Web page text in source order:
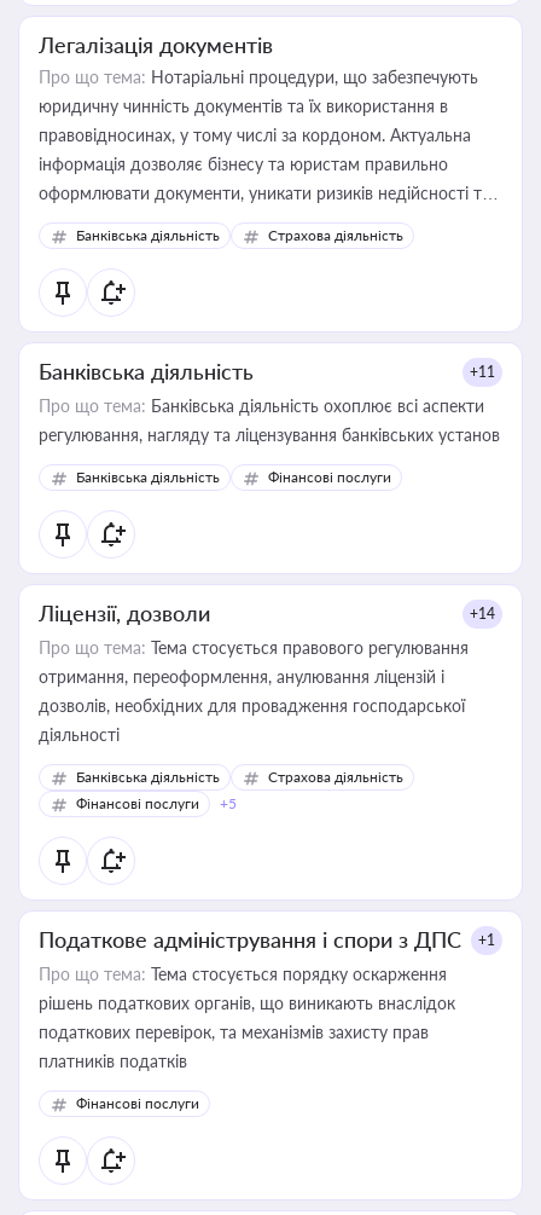
Легалізація документів
Про що тема: Нотаріальні процедури, що забезпечують
юридичну чинність документів та їх використання в
правовідносинах, у тому числі за кордоном. Актуальна
інформація дозволяє бізнесу та юристам правильно
оформлювати документи, уникати ризиків недійсності та
забезпечувати їх належне прийняття органами влади та
контрагентами
Банківська діяльність Страхова діяльність
Банківська діяльність +11
Про що тема: Банківська діяльність охоплює всі аспекти
регулювання, нагляду та ліцензування банківських установ
Банківська діяльність Фінансові послуги
Ліцензії, дозволи +14
Про що тема: Тема стосується правового регулювання
отримання, переоформлення, анулювання ліцензій і
дозволів, необхідних для провадження господарської
діяльності
Банківська діяльність
Страхова діяльність
Фінансові послуги
+5
Податкове адміністрування і спори з ДПС +1
Про що тема: Тема стосується порядку оскарження
рішень податкових органів, що виникають внаслідок
податкових перевірок, та механізмів захисту прав
платників податків
Фінансові послуги